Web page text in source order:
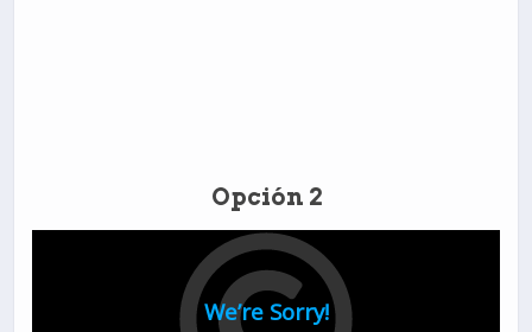
Opción 2